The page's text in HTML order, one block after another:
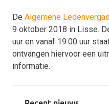
De Algemene
9 oktober 2018 in Lisse.
uur en vanaf 19.00 uur
ontvangen hiervoor een
informatie.